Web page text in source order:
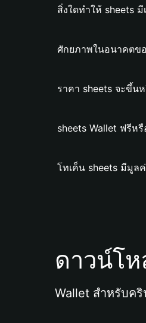
สิ่งใดทำให้ sheets
ศักยภาพในอนาคตขอ
ราคา sheets จะขึ้น
sheets Wallet ฟรีหรื
โทเค็น sheets มีมูลค่
ดาวน์โ
Wallet สำหรับค